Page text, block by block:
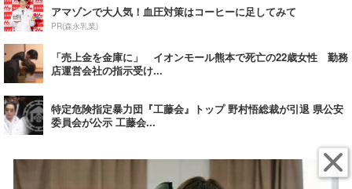
アマゾンで大人気！血圧対策はコーヒーに足してみて
PR(森永乳業)
「売上金を金庫に」 イオンモール熊本で死亡の22歳女性 勤務
店運営会社の指示受け...
特定危険指定暴力団『工藤会』トップ 野村悟総裁が引退 県公安
委員会が公示 工藤会...